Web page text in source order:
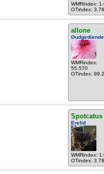
WMRindex:
OTindex:
allone
Oudgediende
WMRindex:
55.570
OTindex:
Spotcatus
Erelid
WMRindex:
OTindex: